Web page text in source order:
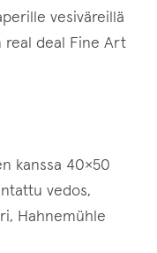
vesiväreillä
real deal Fine Art
kanssa 40×50
vedos,
Hahnemühle